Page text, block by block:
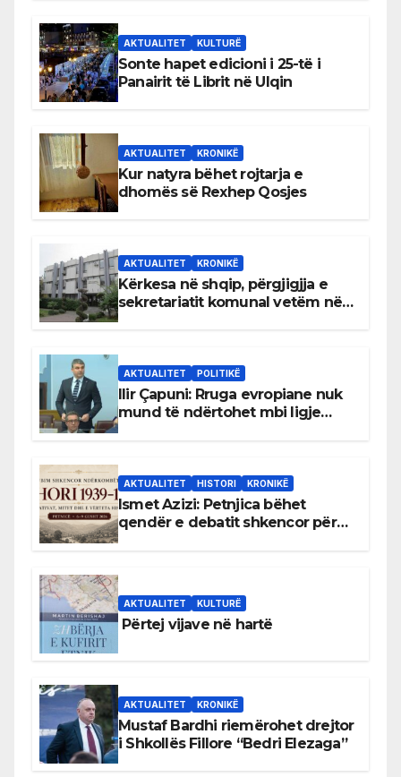
AKTUALITET KULTURË
Sonte hapet edicioni i 25-të i
Panairit të Librit në Ulqin
AKTUALITET KRONIKË
Kur natyra bëhet rojtarja e
dhomës së Rexhep Qosjes
AKTUALITET KRONIKË
Kërkesa në shqip, përgjigjja e
sekretariatit komunal vetëm në
AKTUALITET POLITIKË
Ilir Çapuni: Rruga evropiane nuk
mund të ndërtohet mbi ligje
AKTUALITET HISTORI KRONIKË
Ismet Azizi: Petnjica bëhet
qendër e debatit shkencor për
AKTUALITET KULTURË
Përtej vijave në hartë
AKTUALITET KRONIKË
Mustaf Bardhi riemërohet drejtor
i Shkollës Fillore “Bedri Elezaga”